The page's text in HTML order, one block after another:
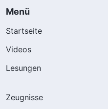
Menü
Startseite
Videos
Lesungen
Zeugnisse